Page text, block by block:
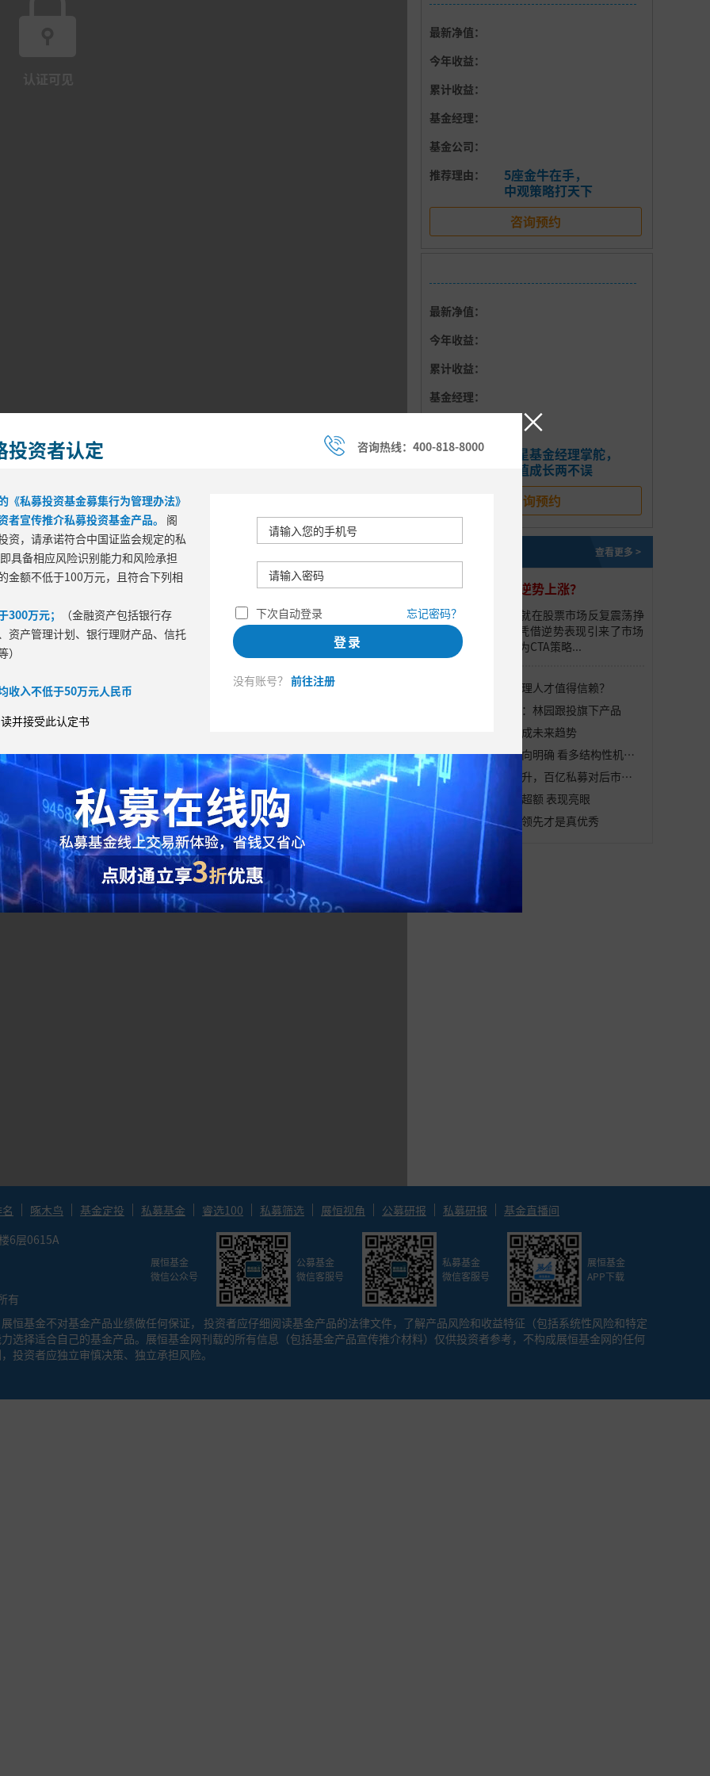
最新净值：
今年收益：
累计收益：
基金经理：
基金公司：
推荐理由：
5座金牛在手，
中观策略打天下
咨询预约
最新净值：
今年收益：
累计收益：
基金经理：
推荐理由：
明星基金经理掌舵，
价值成长两不误
咨询预约
查看更多 >
这个策略为何能逆势上涨？
今年的前三季度，就在股票市场反复震荡挣
扎时，CTA策略却凭借逆势表现引来了市场
的关注。那么，何为CTA策略...
什么样的私募管理人才值得信赖？
百亿私募放大招：林园跟投旗下产品
百亿量化私募或成未来趋势
私募重点调研方向明确 看多结构性机会 热门调研标的浮出水面
股票私募仓位回升，百亿私募对后市表示乐观
量化私募跑出正超额 表现亮眼
短中长期收益均领先才是真优秀
年度表现
阶段表现
波动率 下行标准差
啄木鸟 基金定投 私募基金 睿选100 私募筛选 展恒视角 公募研报 私募研报
基金直播间
6层0615A
有
展恒基金
微信公众号
公募基金
微信客服号
私募基金
微信客服号
展恒基金
APP下载
恒基金不对基金产品业绩做任何保证， 投资者应仔细阅读基金产品的法律文件，了解产品风险和收益特征（包括系统性风险和特定
选择适合自己的基金产品。展恒基金网刊载的所有信息（包括基金产品宣传推介材料）仅供投资者参考，不构成展恒基金网的任何
投资者应独立审慎决策、独立承担风险。
投资者认定 咨询热线：400-818-8000
×
《私募投资基金募集行为管理办法》
宣传推介私募投资基金产品。
阁
资，请承诺符合中国证监会规定的私
具备相应风险识别能力和风险承担
金额不低于100万元，且符合下列相
300万元；
（金融资产包括银行存
资产管理计划、银行理财产品、信托
收入不低于50万元人民币
并接受此认定书
下次自动登录 忘记密码？
登录
没有账号？ 前往注册